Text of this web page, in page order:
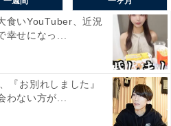
食いYouTuber、近況
幸せになっ...
『お別れしました』
わない方が...